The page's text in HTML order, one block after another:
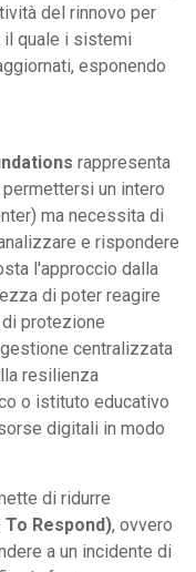
del rinnovo per
il quale i sistemi
esponendo
rappresenta
un intero
ma necessita di
e rispondere
l'approccio dalla
di poter reagire
protezione
centralizzata
resilienza
o istituto educativo
digitali in modo
di ridurre
Respond), ovvero
a un incidente di